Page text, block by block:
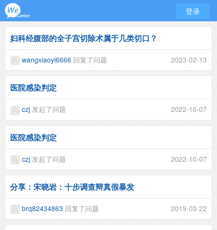
登录
妇科经腹部的全子宫切除术属于几类切口？
wangxiaoyi6666 回复了问题 2023-02-13
医院感染判定
czj 发起了问题 2022-10-07
医院感染判定
czj 发起了问题 2022-10-07
分享：宋晓岩：十步调查辩真假暴发
brq82434863 回复了问题 2019-03-22